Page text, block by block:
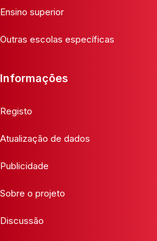
Ensino superior
Outras escolas específicas
Informações
Registo
Atualização de dados
Publicidade
Sobre o projeto
Discussão